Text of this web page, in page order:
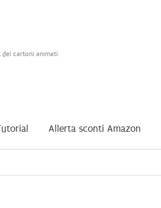
dei cartoni animati
Allerta sconti Amazon